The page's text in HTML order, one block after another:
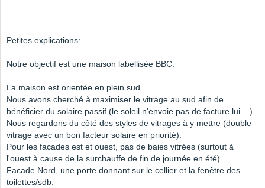
Petites explications:
Notre objectif est une maison labellisée BBC.
La maison est orientée en plein sud.
Nous avons cherché à maximiser le vitrage au sud afin de
bénéficier du solaire passif (le soleil n'envoie pas de facture lui....).
Nous regardons du côté des styles de vitrages à y mettre (double
vitrage avec un bon facteur solaire en priorité).
Pour les facades est et ouest, pas de baies vitrées (surtout à
l'ouest à cause de la surchauffe de fin de journée en été).
Facade Nord, une porte donnant sur le cellier et la fenêtre des
toilettes/sdb.